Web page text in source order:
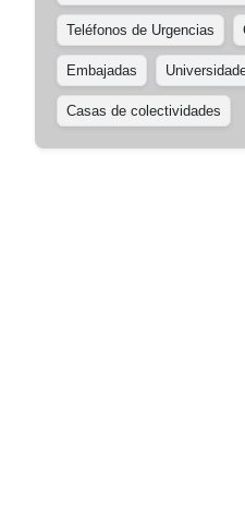
Teléfonos de Urgencias
Embajadas
Casas de colectividades